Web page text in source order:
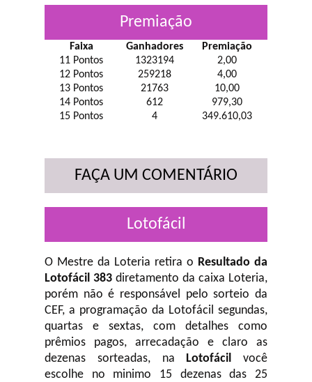
Premiação
Faixa Ganhadores
Premiação
11 Pontos
1323194
2,00
12 Pontos
259218
4,00
13 Pontos
21763
10,00
14 Pontos
612
979,30
15 Pontos
4 349.610,03
FAÇA UM COMENTÁRIO
Lotofácil
O Mestre da Loteria retira o Resultado da
Lotofácil 383 diretamento da caixa Loteria,
porém não é responsável pelo sorteio da
CEF, a programação da Lotofácil segundas,
quartas e sextas, com detalhes como
prêmios pagos, arrecadação e claro as
dezenas sorteadas, na Lotofácil você
escolhe no minimo 15 dezenas das 25